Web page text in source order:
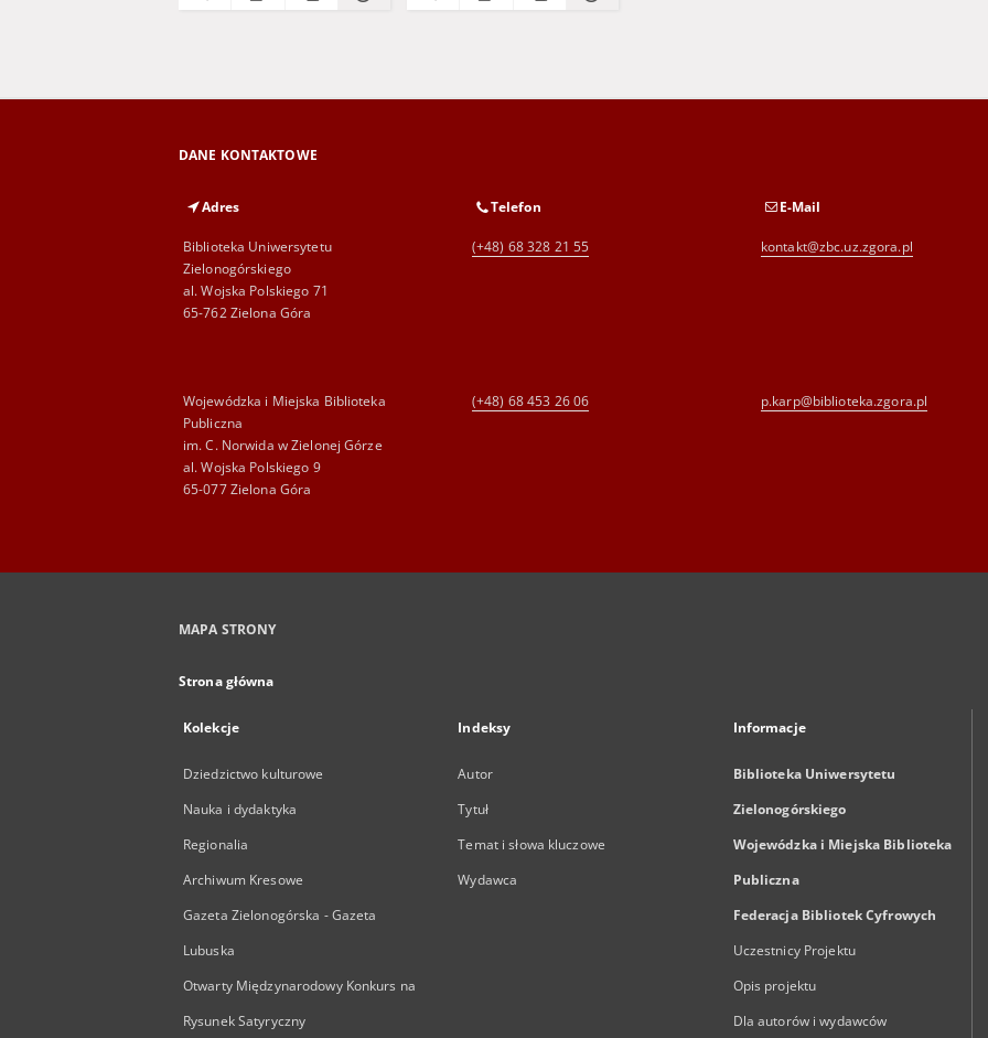
DANE KONTAKTOWE
Adres
Biblioteka Uniwersytetu
Zielonogórskiego
al. Wojska Polskiego 71
65-762 Zielona Góra
Telefon
(+48) 68 328 21 55
E-Mail
kontakt@zbc.uz.zgora.pl
Wojewódzka i Miejska Biblioteka
Publiczna
im. C. Norwida w Zielonej Górze
al. Wojska Polskiego 9
65-077 Zielona Góra
(+48) 68 453 26 06 p.karp@biblioteka.zgora.pl
MAPA STRONY
Strona główna
Kolekcje
Dziedzictwo kulturowe
Nauka i dydaktyka
Regionalia
Archiwum Kresowe
Gazeta Zielonogórska - Gazeta
Lubuska
Otwarty Międzynarodowy Konkurs na
Rysunek Satyryczny
Indeksy
Autor
Tytuł
Temat i słowa kluczowe
Wydawca
Informacje
Biblioteka Uniwersytetu
Zielonogórskiego
Wojewódzka i Miejska Biblioteka
Publiczna
Federacja Bibliotek Cyfrowych
Uczestnicy Projektu
Opis projektu
Dla autorów i wydawców